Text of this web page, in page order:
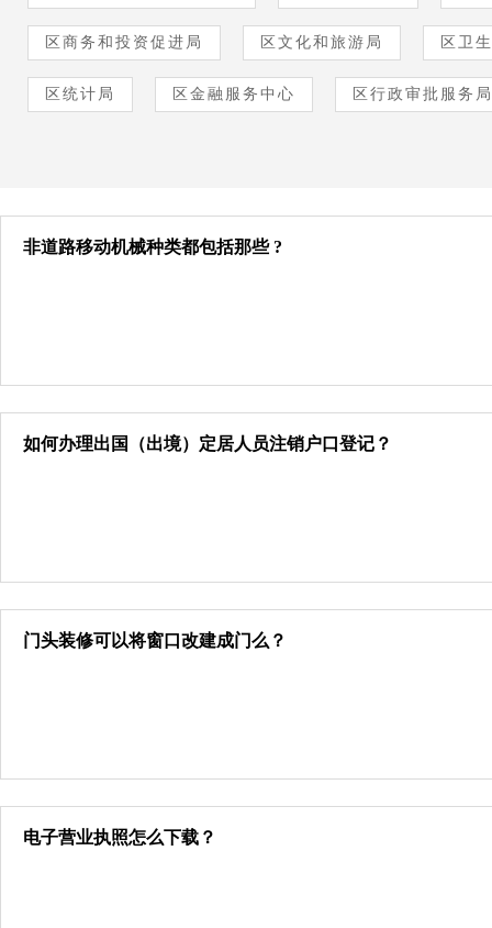
区商务和投资促进局 区文化和旅游局 区卫
区统计局 区金融服务中心 区行政审批服务局
非道路移动机械种类都包括那些 ?
如何办理出国（出境）定居人员注销户口登记？
门头装修可以将窗口改建成门么？
电子营业执照怎么下载？